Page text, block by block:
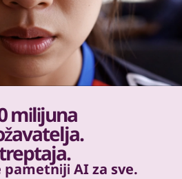
milijuna
AI za sve.